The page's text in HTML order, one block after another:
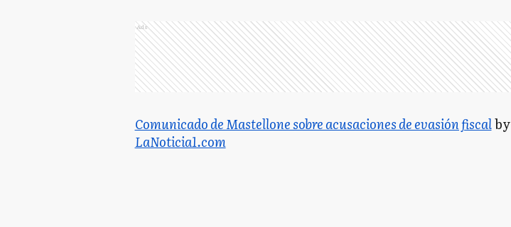
Ads
Comunicado de Mastellone sobre acusaciones de evasión fiscalby
LaNoticia1.com